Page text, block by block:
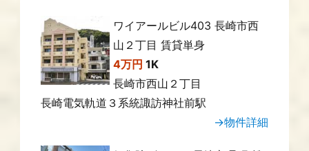
ワイアールビル403 長崎市西
山２丁目 賃貸単身
4万円 1K
長崎市西山２丁目
長崎電気軌道３系統諏訪神社前駅
→物件詳細